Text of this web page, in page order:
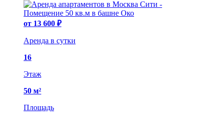
от 13 600 ₽
Аренда в сутки
16
Этаж
50 м²
Площадь